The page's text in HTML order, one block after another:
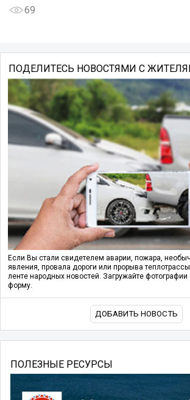
69
ПОДЕЛИТЕСЬ НОВОСТЯМИ С
Если Вы стали свидетелем аварии, пожара,
явления, провала дороги или прорыва
ленте народных новостей. Загружайте
форму.
ДОБАВИТЬ НОВОСТЬ
ПОЛЕЗНЫЕ РЕСУРСЫ